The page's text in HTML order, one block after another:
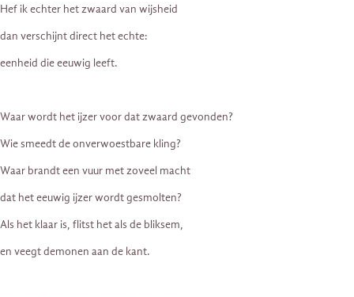
Hef ik echter het zwaard van wijsheid
dan verschijnt direct het echte:
eenheid die eeuwig leeft.
Waar wordt het ijzer voor dat zwaard gevonden?
Wie smeedt de onverwoestbare kling?
Waar brandt een vuur met zoveel macht
dat het eeuwig ijzer wordt gesmolten?
Als het klaar is, flitst het als de bliksem,
en veegt demonen aan de kant.